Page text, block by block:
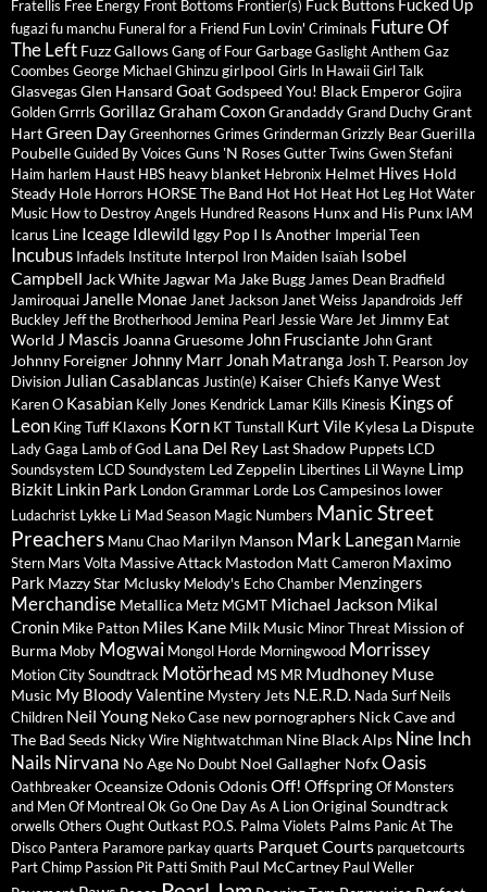
Fratellis Free Energy Front Bottoms Frontier(s) Fuck Buttons Fucked Up
fugazifu manchu Funeral for a Friend Fun Lovin' Criminals Future Of
The Left FuzzGallowsGang of FourGarbageGaslight Anthem Gaz
Coombes George MichaelGhinzugirlpool Girls In HawaiiGirl Talk
GlasvegasGlen Hansard Goat Godspeed You! Black EmperorGojira
Golden Grrrls GorillazGraham CoxonGrandaddyGrand DuchyGrant
HartGreen DayGreenhornes Grimes GrindermanGrizzly BearGuerilla
PoubelleGuided By Voices Guns 'N RosesGutter Twins Gwen Stefani
Haim harlem Haust HBS heavy blanket Hebronix Helmet Hives Hold
Steady Hole Horrors HORSE The Band Hot Hot Heat Hot Leg Hot Water
Music How to Destroy Angels Hundred Reasons Hunx and His Punx IAM
Icarus Line Iceage Idlewild Iggy Pop I Is Another Imperial Teen
Incubus Infadels Institute Interpol Iron Maiden Isaïah Isobel
Campbell Jack White Jagwar Ma Jake Bugg James Dean Bradfield
Jamiroquai Janelle Monae Janet Jackson Janet Weiss Japandroids Jeff
Buckley Jeff the Brotherhood Jemina Pearl Jessie Ware Jet Jimmy Eat
World J Mascis Joanna Gruesome John Frusciante John Grant
Johnny Foreigner Johnny Marr Jonah Matranga Josh T. Pearson Joy
Division Julian Casablancas Justin(e) Kaiser Chiefs Kanye West
Karen O Kasabian Kelly Jones Kendrick Lamar Kills Kinesis Kings of
Leon King Tuff Klaxons Korn KT Tunstall Kurt Vile Kylesa La Dispute
Lady Gaga Lamb of God Lana Del Rey Last Shadow Puppets LCD
Soundsystem LCD Soundystem Led Zeppelin Libertines Lil Wayne Limp
Bizkit Linkin Park London Grammar Lorde Los Campesinos lower
Ludachrist Lykke Li Mad Season Magic Numbers Manic Street
Preachers Manu Chao Marilyn Manson Mark Lanegan Marnie
Stern Mars Volta Massive Attack Mastodon Matt Cameron Maximo
Park Mazzy Star Mclusky Melody's Echo Chamber Menzingers
Merchandise Metallica Metz MGMT Michael Jackson Mikal
Cronin Mike Patton Miles Kane Milk Music Minor Threat Mission of
Burma Moby Mogwai Mongol Horde Morningwood Morrissey
Motion City Soundtrack Motörhead MS MR Mudhoney Muse
Music My Bloody Valentine Mystery Jets N.E.R.D. Nada Surf Neils
Children Neil Young Neko Case new pornographers Nick Cave and
The Bad Seeds Nicky Wire Nightwatchman Nine Black Alps Nine Inch
Nails Nirvana No Age No Doubt Noel Gallagher NofxOasis
OathbreakerOceansizeOdonis OdonisOff! OffspringOf Monsters
and MenOf MontrealOk GoOne Day As A LionOriginal Soundtrack
orwells Others OughtOutkast P.O.S. Palma Violets Palms Panic At The
Disco Pantera Paramore parkay quarts Parquet Courts parquetcourts
Part Chimp Passion Pit Patti Smith Paul McCartney Paul Weller